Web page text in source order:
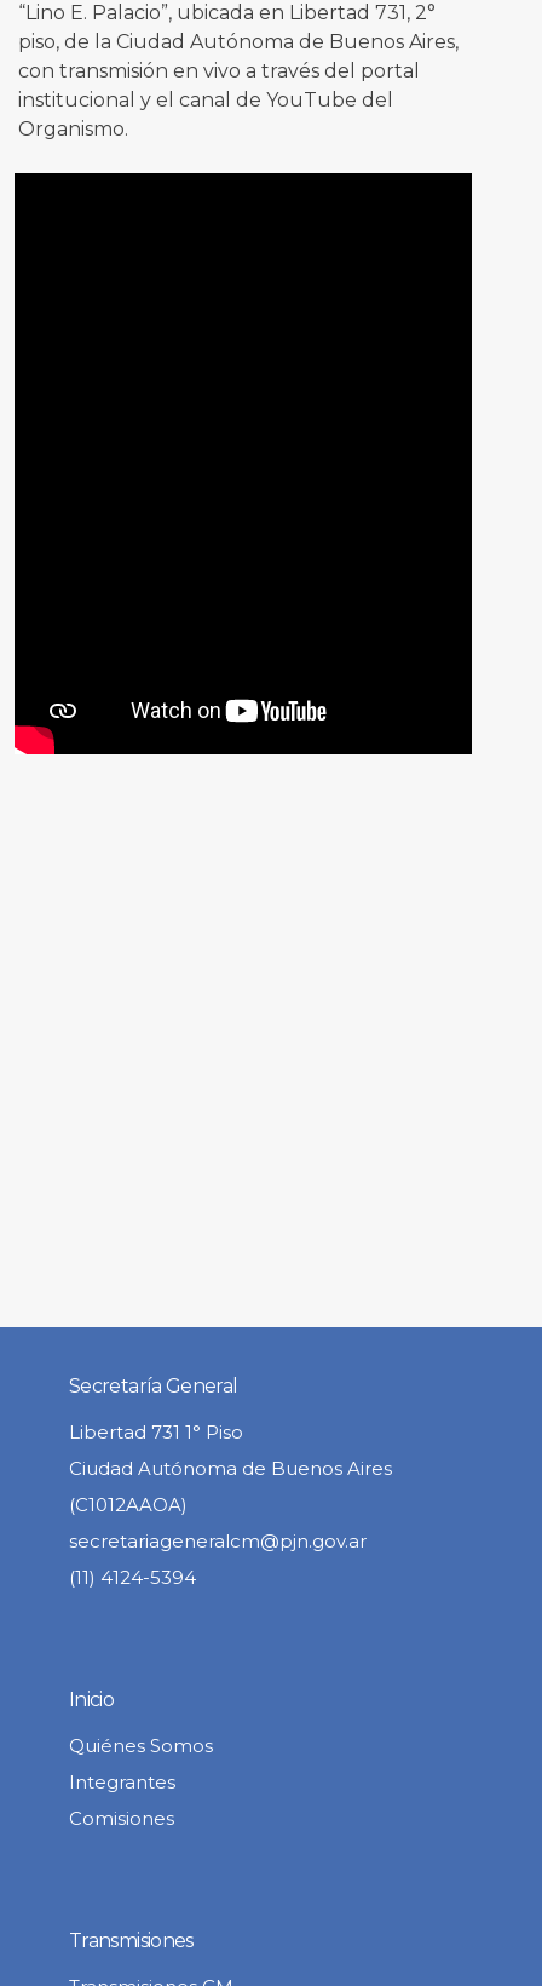
“Lino E. Palacio”, ubicada en Libertad 731, 2°
piso, de la Ciudad Autónoma de Buenos Aires,
con transmisión en vivo a través del portal
institucional y el canal de YouTube del
Organismo.
Secretaría General
Libertad 731 1° Piso
Ciudad Autónoma de Buenos Aires
(C1012AAOA)
secretariageneralcm@pjn.gov.ar
(11) 4124-5394
Inicio
Quiénes Somos
Integrantes
Comisiones
Transmisiones